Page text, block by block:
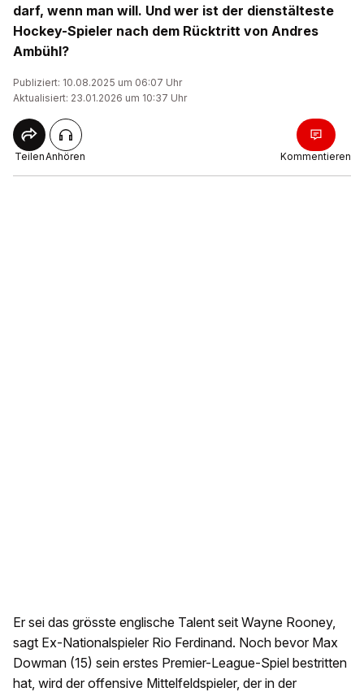
darf, wenn man will. Und wer ist der dienstälteste
Hockey-Spieler nach dem Rücktritt von Andres
Ambühl?
Publiziert: 10.08.2025 um 06:07 Uhr
Aktualisiert: 23.01.2026 um 10:37 Uhr
TeilenAnhören Kommentieren
Er sei das grösste englische Talent seit Wayne Rooney,
sagt Ex-Nationalspieler Rio Ferdinand. Noch bevor Max
Dowman (15) sein erstes Premier-League-Spiel bestritten
hat, wird der offensive Mittelfeldspieler, der in der